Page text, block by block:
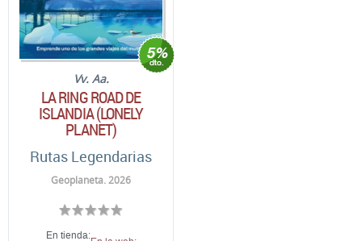
Vv. Aa.
LA RING ROAD DE
ISLANDIA (LONELY
PLANET)
Rutas Legendarias
Geoplaneta. 2026
En tienda: